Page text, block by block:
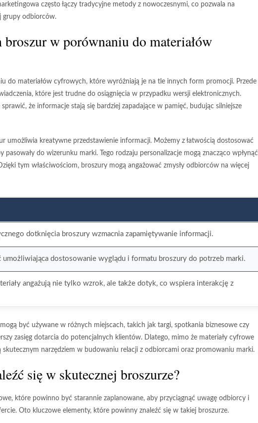
często łączy tradycyjne metody z nowoczesnymi, co pozwala na
grupy odbiorców.
w porównaniu do materiałów
do materiałów cyfrowych, które wyróżniają je na tle innych form promocji. Przede
, które jest trudne do osiągnięcia w przypadku wersji elektronicznych.
że informacje stają się bardziej zapadające w pamięć, budując silniejsze
umożliwia kreatywne przedstawienie informacji. Możemy z łatwością dostosować
do wizerunku marki. Tego rodzaju personalizacje mogą znacząco wpłynąć
tym właściwościom, broszury mogą angażować zmysły odbiorców na więcej
dotknięcia broszury wzmacnia zapamiętywanie informacji.
umożliwiająca dostosowanie wyglądu i formatu broszury do potrzeb marki.
angażują nie tylko wzrok, ale także dotyk, co wspiera interakcję z
być używane w różnych miejscach, takich jak targi, spotkania biznesowe czy
zasięg dotarcia do potencjalnych klientów. Dlatego, mimo że materiały cyfrowe
narzędziem w budowaniu relacji z odbiorcami oraz promowaniu marki.
się w skutecznej broszurze?
które powinno być starannie zaplanowane, aby przyciągnąć uwagę odbiorcy i
Oto kluczowe elementy, które powinny znaleźć się w takiej broszurze.